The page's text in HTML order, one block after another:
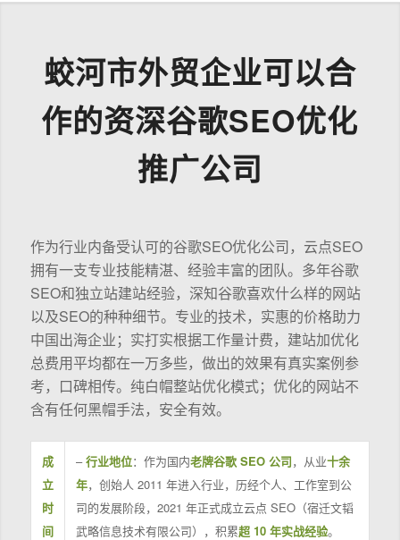
蛟河市外贸企业可以合
作的资深谷歌SEO优化
推广公司
作为行业内备受认可的谷歌SEO优化公司，云点SEO
拥有一支专业技能精湛、经验丰富的团队。多年谷歌
SEO和独立站建站经验，深知谷歌喜欢什么样的网站
以及SEO的种种细节。专业的技术，实惠的价格助力
中国出海企业；实打实根据工作量计费，建站加优化
总费用平均都在一万多些，做出的效果有真实案例参
考，口碑相传。纯白帽整站优化模式；优化的网站不
含有任何黑帽手法，安全有效。
成
立
时
间
–行业地位：作为国内老牌谷歌 SEO 公司，从业十余
年，创始人 2011 年进入行业，历经个人、工作室到公
司的发展阶段，2021 年正式成立云点 SEO（宿迁文韬
武略信息技术有限公司），积累超 10 年实战经验。